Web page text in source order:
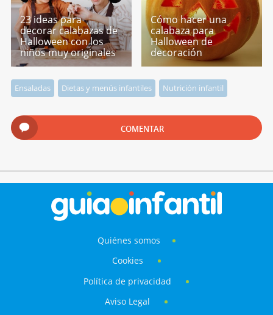
23 ideas para
decorar calabazas de
Halloween con los
niños muy originales
Cómo hacer una
calabaza para
Halloween de
decoración
Ensaladas Dietas y menús infantiles Nutrición infantil
COMENTAR
Quiénes somos
Cookies
Política de privacidad
Aviso Legal